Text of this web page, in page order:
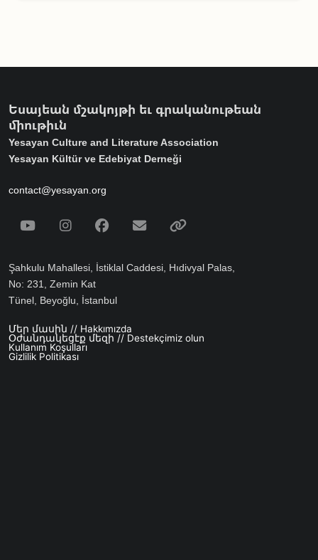
Եսայեան մշակոյթի եւ գրականութեան
միութիւն
Yesayan Culture and Literature Association
Yesayan Kültür ve Edebiyat Derneği
contact@yesayan.org
Social Media
YoutubeInstagramFacebook
Email
Şahkulu Mahallesi, İstiklal Caddesi, Hıdivyal Palas,
No: 231, Zemin Kat
Tünel, Beyoğlu, İstanbul
Footer menu
Մեր մասին // Hakkımızda
Օժանդակեցէք մեզի // Destekçimiz olun
Kullanım Koşulları
Gizlilik Politikası